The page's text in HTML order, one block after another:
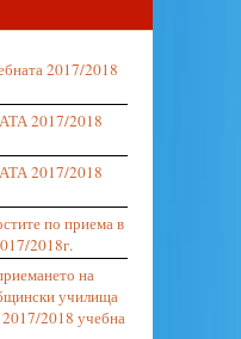
2017/2018
2017/2018
2017/2018
по приема в
2018г.
на
училища
2017/2018 учебна